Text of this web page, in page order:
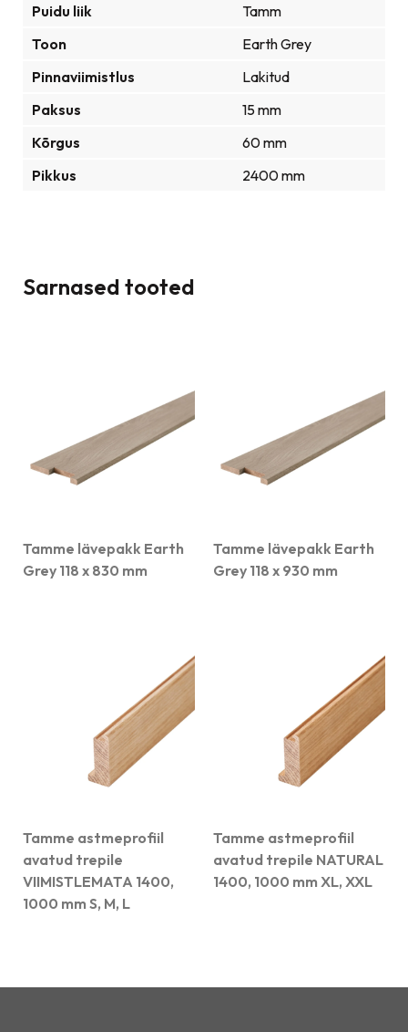
Puidu liik
Tamm
Toon
Earth Grey
Pinnaviimistlus
Lakitud
Paksus
15 mm
Kõrgus
60 mm
Pikkus
2400 mm
Sarnased tooted
Tamme lävepakk Earth
Grey 118 x 830 mm
Tamme lävepakk Earth
Grey 118 x 930 mm
Tamme astmeprofiil
avatud trepile
VIIMISTLEMATA 1400,
1000 mm S, M, L
Tamme astmeprofiil
avatud trepile NATURAL
1400, 1000 mm XL, XXL